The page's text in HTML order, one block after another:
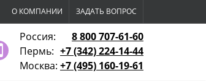
О КОМПАНИИ ЗАДАТЬ ВОПРОС
Россия:
8 800 707-61-60
Пермь: +7 (342) 224-14-44
Москва: +7 (495) 160-19-61